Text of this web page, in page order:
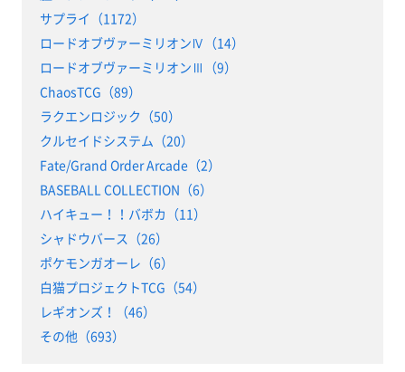
サプライ（1172）
ロードオブヴァーミリオンⅣ（14）
ロードオブヴァーミリオンⅢ（9）
ChaosTCG（89）
ラクエンロジック（50）
クルセイドシステム（20）
Fate/Grand Order Arcade（2）
BASEBALL COLLECTION（6）
ハイキュー！！バボカ（11）
シャドウバース（26）
ポケモンガオーレ（6）
白猫プロジェクトTCG（54）
レギオンズ！（46）
その他（693）